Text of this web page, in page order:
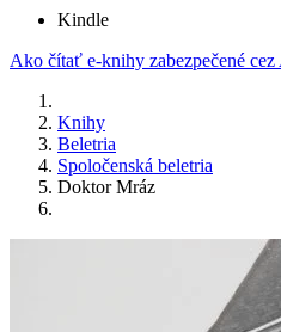
Kindle
Ako čítať e-knihy zabezpečené
Knihy
Beletria
Spoločenská beletria
Doktor Mráz